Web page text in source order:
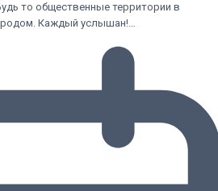
то общественные территории в
Каждый услышан!…